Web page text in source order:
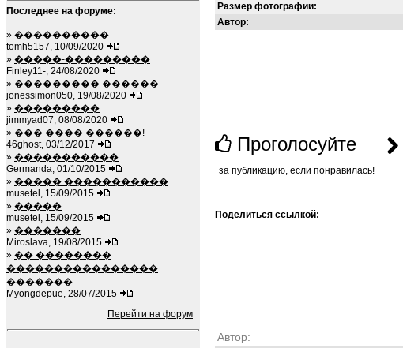
Последнее на форуме:
» ����������
tomh5157, 10/09/2020
» �����-���������
Finley11-, 24/08/2020
» ��������� ������
jonessimon050, 19/08/2020
» ���������
jimmyad07, 08/08/2020
» ��� ���� ������!
46ghost, 03/12/2017
» �����������
Germanda, 01/10/2015
» ����� �����������
musetel, 15/09/2015
» �����
musetel, 15/09/2015
» �������
Miroslava, 19/08/2015
» �� ��������
����������������
�������
Myongdepue, 28/07/2015
Перейти на форум
Размер фотографии:
Автор:
Проголосуйте
за публикацию, если понравилась!
Поделиться ссылкой:
Автор: